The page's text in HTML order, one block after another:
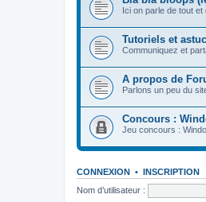
Ici on parle de tout et
Tutoriels et
Communiquez et
A propos de
Parlons un peu du
Concours :
Jeu concours :
CONNEXION • INSCRIPTION
Nom d’utilisateur :